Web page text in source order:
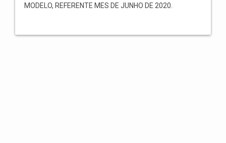
MODELO, REFERENTE MES DE JUNHO DE 2020.